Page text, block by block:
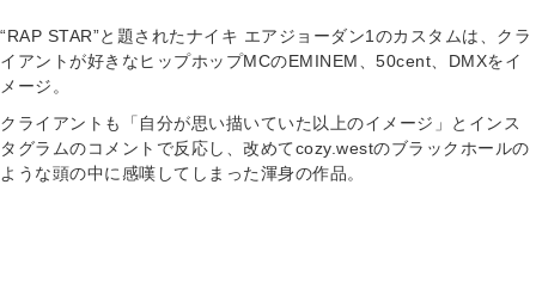
“RAP STAR”と題されたナイキ エアジョーダン1のカスタムは、クラ
イアントが好きなヒップホップMCのEMINEM、50cent、DMXをイ
メージ。
クライアントも「自分が思い描いていた以上のイメージ」とインス
タグラムのコメントで反応し、改めてcozy.westのブラックホールの
ような頭の中に感嘆してしまった渾身の作品。